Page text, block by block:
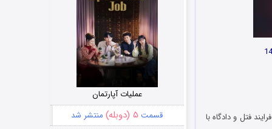
فتل و دادگاه با
عملیات آپارتمان
قسمت ۵ (دوبله) منتشر شد